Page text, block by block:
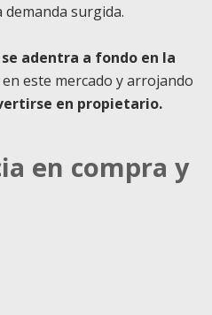
surgida.
adentra a fondo en la
este mercado y arrojando
en propietario.
en compra y